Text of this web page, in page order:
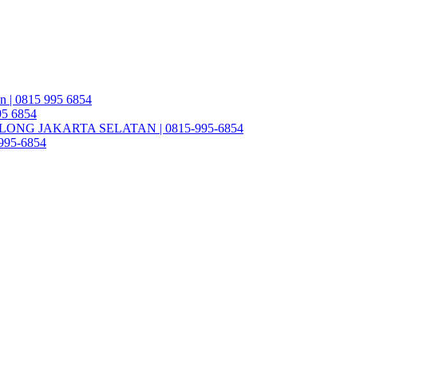
| 0815 995 6854
6854
JAKARTA SELATAN | 0815-995-6854
6854